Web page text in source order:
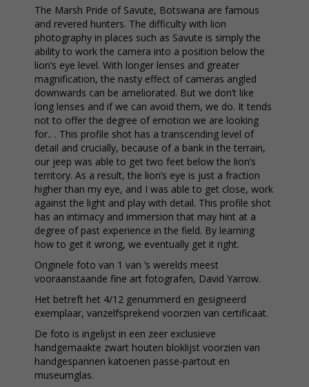
The Marsh Pride of Savute, Botswana are famous
and revered hunters. The difficulty with lion
photography in places such as Savute is simply the
ability to work the camera into a position below the
lion’s eye level. With longer lenses and greater
magnification, the nasty effect of cameras angled
downwards can be ameliorated. But we don’t like
long lenses and if we can avoid them, we do. It tends
not to offer the degree of emotion we are looking
for.. . This profile shot has a transcending level of
detail and crucially, because of a bank in the terrain,
our jeep was able to get two feet below the lion’s
territory. As a result, the lion’s eye is just a fraction
higher than my eye, and I was able to get close, work
against the light and play with detail. This profile shot
has an intimacy and immersion that may hint at a
degree of past experience in the field. By learning
how to get it wrong, we eventually get it right.
Originele foto van 1 van ’s werelds meest
vooraanstaande fine art fotografen, David Yarrow.
Het betreft het 4/12 genummerd en gesigneerd
exemplaar, vanzelfsprekend voorzien van certificaat.
De foto is ingelijst in een zeer exclusieve
handgemaakte zwart houten bloklijst voorzien van
handgespannen katoenen passe-partout en
museumglas.